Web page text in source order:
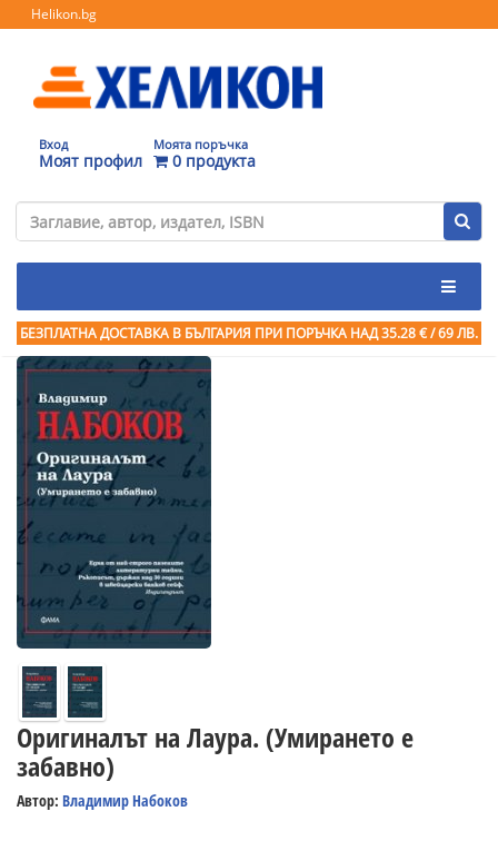
Helikon.bg
Вход
Моят профил
Моята поръчка
0 продукта
БЕЗПЛАТНА ДОСТАВКА В БЪЛГАРИЯ ПРИ ПОРЪЧКА НАД 35.28 € / 69 ЛВ.
Оригиналът на Лаура. (Умирането е
забавно)
Автор: Владимир Набоков